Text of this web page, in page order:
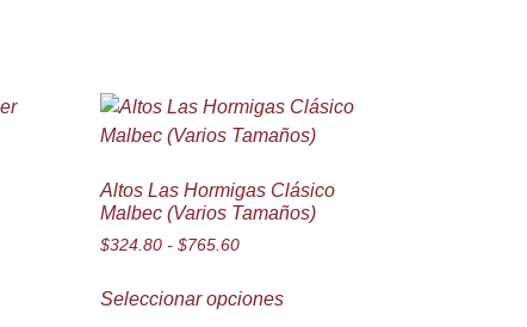
Altos Las Hormigas Clásico
Malbec (Varios Tamaños)
$324.80 - $765.60
Seleccionar opciones